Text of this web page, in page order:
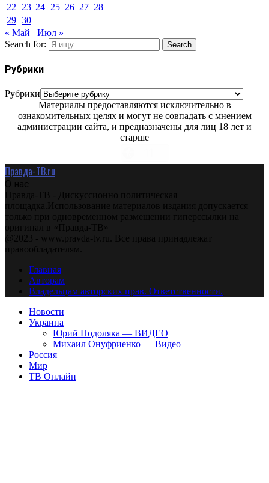
22
23 24 25 26 27 28
29 30
« Май
Июл »
Search for:
Search
Рубрики
Рубрики
Материалы предоставляются исключительно в
ознакомительных целях и могут не совпадать с мнением
администрации сайта, и предназначены для лиц 18 лет и
старше
Правда-ТВ.ru
О нас
Правда-ТВ - Дискуссионно политическая
площадка.Использование материалов издания допускается
только при одновременном размещении гиперссылки на
оригинал в «Правда-ТВ»
@2023 - www.pravda-tv.ru. Все права принадлежат
правообладателям.
Главная
Авторам
Владельцам авторских прав. Ответственности.
Новости
Украина
Юрий Подоляка — ВИДЕО
Михаил Онуфриенко — Видео
Россия
Мир
ТВ Онлайн